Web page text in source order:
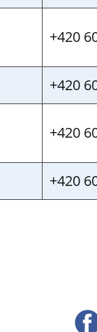
+420
+420
+420
+420